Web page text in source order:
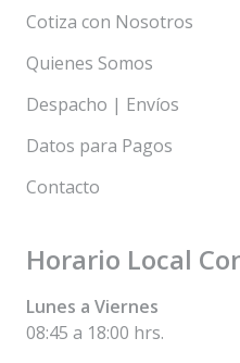
Cotiza con Nosotros
Quienes Somos
Despacho | Envíos
Datos para Pagos
Contacto
Horario Local
Lunes a Viernes
08:45 a 18:00 hrs.